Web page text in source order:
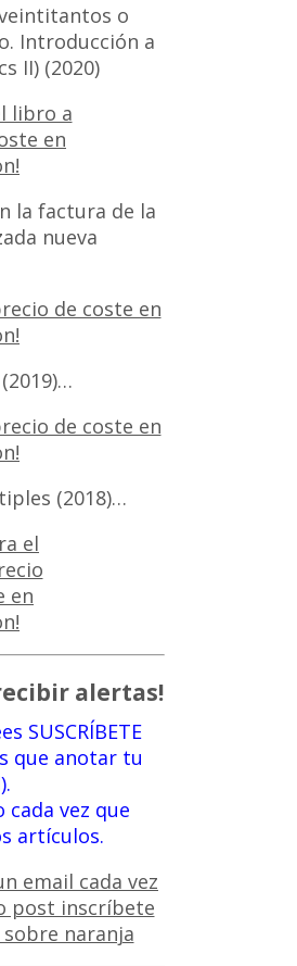
o
Introducción a
II) (2020)
la factura de la
nueva
(2018)…
alertas!
SUSCRÍBETE
que anotar tu
cada vez que
artículos.